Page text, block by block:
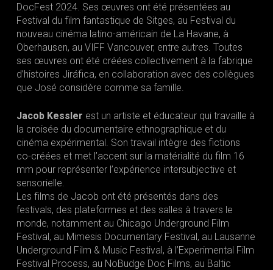
DocFest 2024. Ses œuvres ont été présentées au
Festival du film fantastique de Sitges, au Festival du
nouveau cinéma latino-américain de La Havane, à
Oberhausen, au VIFF Vancouver, entre autres. Toutes
ses œuvres ont été créées collectivement à la fabrique
d’histoires Jiráfica, en collaboration avec des collègues
que José considère comme sa famille.
Jacob Kessler est un artiste et éducateur qui travaille à
la croisée du documentaire ethnographique et du
cinéma expérimental. Son travail intègre des fictions
co-créées et met l’accent sur la matérialité du film 16
mm pour représenter l’expérience intersubjective et
sensorielle.
Les films de Jacob ont été présentés dans des
festivals, des plateformes et des salles à travers le
monde, notamment au Chicago Underground Film
Festival, au Mimesis Documentary Festival, au Lausanne
Underground Film & Music Festival, à l’Experimental Film
Festival Process, au NoBudge Doc Films, au Baltic